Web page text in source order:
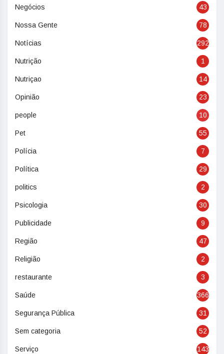
Negócios 43
Nossa Gente 78
Notícias 292
Nutrição 1
Nutriçao 14
Opinião 23
people 10
Pet 55
Polícia 7
Política 29
politics 2
Psicologia 30
Publicidade 9
Região 47
Religião 2
restaurante 3
Saúde 366
Segurança Pública 31
Sem categoria 52
Serviço 143